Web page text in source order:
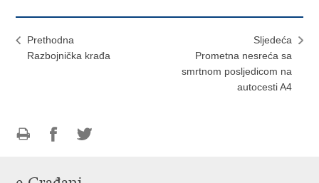
Prethodna
Razbojnička krađa
Sljedeća
Prometna nesreća sa
smrtnom posljedicom na
autocesti A4